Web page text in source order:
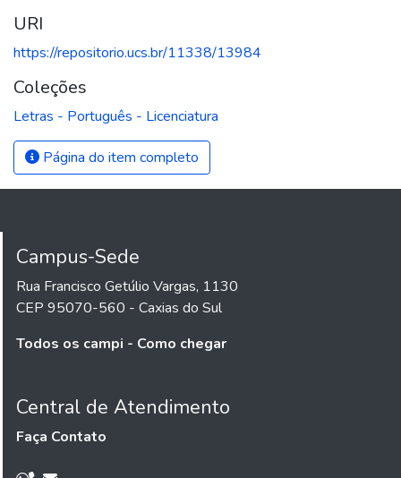
URI
https://repositorio.ucs.br/11338/13984
Coleções
Letras - Português - Licenciatura
Página do item completo
Campus-Sede
Rua Francisco Getúlio Vargas, 1130
CEP 95070-560 - Caxias do Sul
Todos os campi - Como chegar
Central de Atendimento
Faça Contato